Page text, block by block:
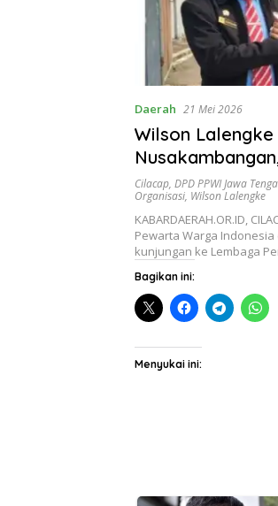
Daerah 21 Mei 2026
Wilson
Kawal Agenda
Cilacap, DPD PPWI Jawa
Organisasi, Wilson Lalengke
KABARDAERAH.OR.ID,
Pewarta Warga Indonesia
kunjungan ke Lembaga
Bagikan ini:
Menyukai ini: